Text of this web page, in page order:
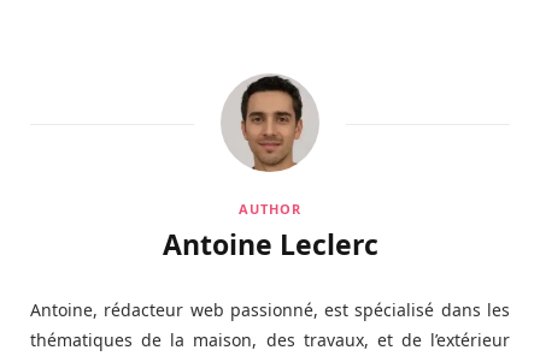
AUTHOR
Antoine Leclerc
Antoine, rédacteur web passionné, est spécialisé dans les
thématiques de la maison, des travaux, et de l’extérieur